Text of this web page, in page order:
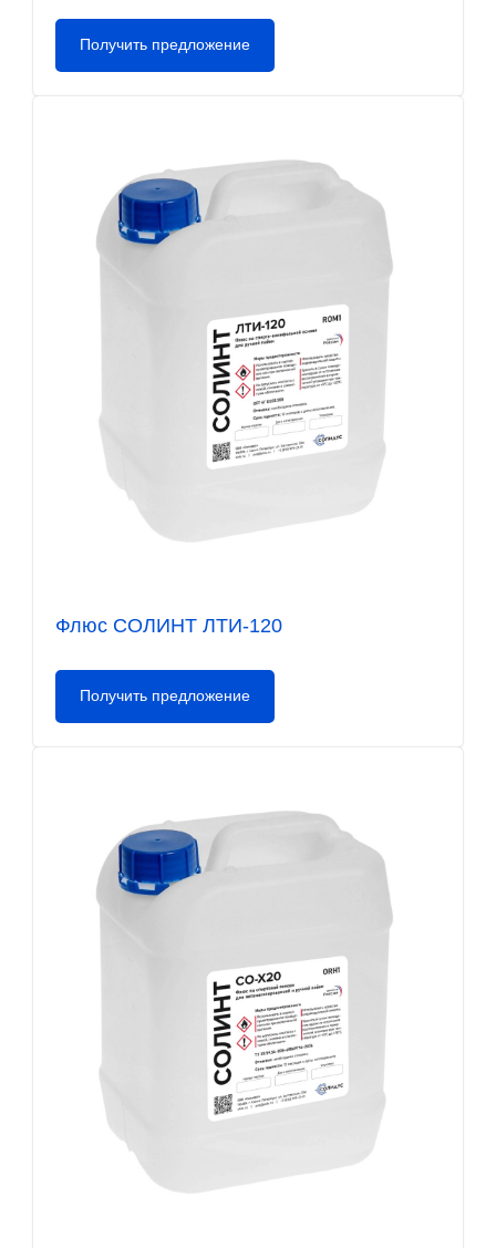
Получить предложение
Флюс СОЛИНТ ЛТИ-120
Получить предложение